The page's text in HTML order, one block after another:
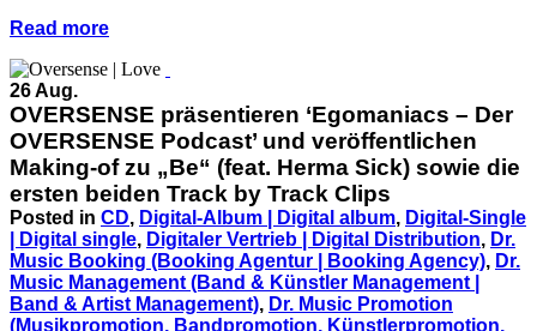
Read more
26 Aug.
OVERSENSE präsentieren ‘Egomaniacs – Der
OVERSENSE Podcast’ und veröffentlichen
Making-of zu „Be“ (feat. Herma Sick) sowie die
ersten beiden Track by Track Clips
Posted in CD, Digital-Album | Digital album, Digital-Single
| Digital single, Digitaler Vertrieb | Digital Distribution, Dr.
Music Booking (Booking Agentur | Booking Agency), Dr.
Music Management (Band & Künstler Management |
Band & Artist Management), Dr. Music Promotion
(Musikpromotion, Bandpromotion, Künstlerpromotion,